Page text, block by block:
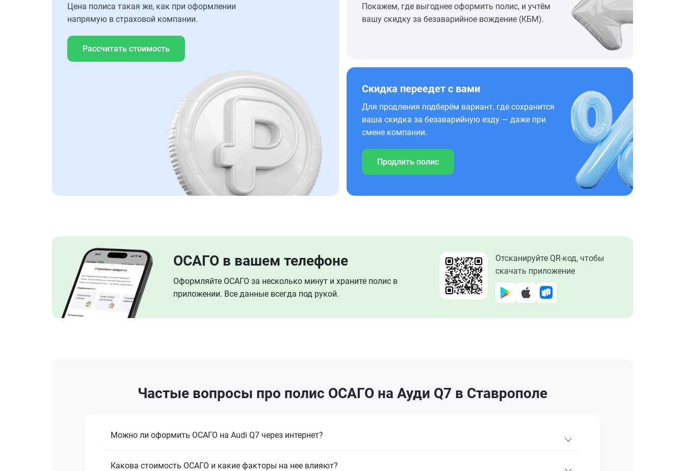
Цена полиса такая же, как при оформлении
напрямую в страховой компании.
Рассчитать стоимость
Покажем, где выгоднее оформить полис, и учтём
вашу скидку за безаварийное вождение (КБМ).
Скидка переедет с вами
Для продления подберём вариант, где сохранится
ваша скидка за безаварийную езду — даже при
смене компании.
Продлить полис
ОСАГО в вашем телефоне
Оформляйте ОСАГО за несколько минут и храните полис в
приложении. Все данные всегда под рукой.
Отсканируйте QR-код, чтобы
скачать приложение
Частые вопросы про полис ОСАГО на Ауди Q7 в Ставрополе
Можно ли оформить ОСАГО на Audi Q7 через интернет?
Какова стоимость ОСАГО и какие факторы на нее влияют?